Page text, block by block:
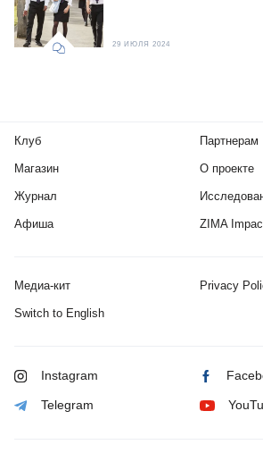
29 ИЮЛЯ 2024
Клуб
Магазин
Журнал
Афиша
Партнерам
О проекте
ZIMA
Медиа-кит Privacy
Switch to English
Instagram
Telegram